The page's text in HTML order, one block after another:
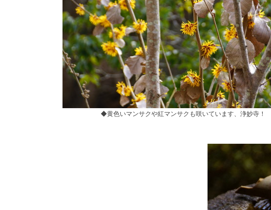
◆黄色いマンサクや紅マンサクも咲いています、浄妙寺！